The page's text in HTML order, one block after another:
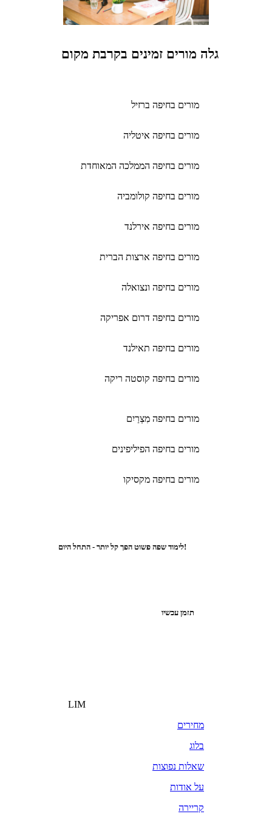
גלה מורים זמינים בקרבת מקום
מורים בחיפה ברזיל
מורים בחיפה איטליה
מורים בחיפה הממלכה המאוחדת
מורים בחיפה קולומביה
מורים בחיפה אירלנד
מורים בחיפה ארצות הברית
מורים בחיפה ונצואלה
מורים בחיפה דרום אפריקה
מורים בחיפה תאילנד
מורים בחיפה קוסטה ריקה
מורים בחיפה מִצְרַיִם
מורים בחיפה הפיליפינים
מורים בחיפה מקסיקו
לימוד שפה פשוט הפך קל יותר - התחל היום!
תזמן עכשיו
LIM
מחירים
בלוג
שאלות נפוצות
על אודות
קריירה